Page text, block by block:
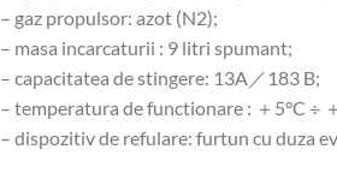
– gaz propulsor: azot (N2);
– masa incarcaturii : 9 litri spumant;
– capacitatea de stingere: 13A／183 B;
– temperatura de functionare : ＋5°C ÷
– dispozitiv de refulare: furtun cu duza